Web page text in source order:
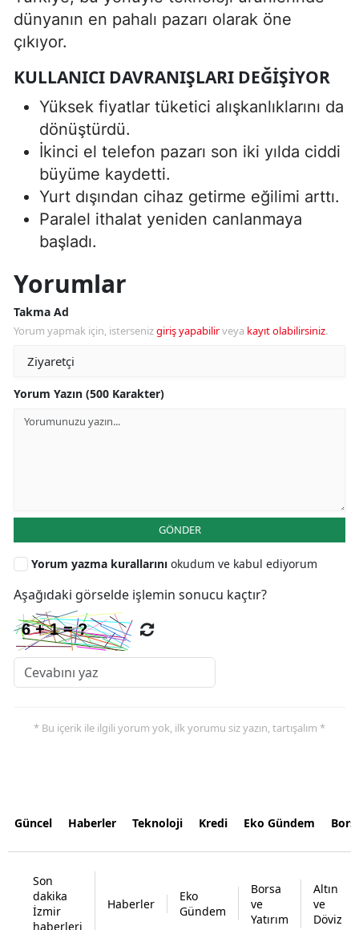
dünyanın en pahalı pazarı olarak öne
çıkıyor.
KULLANICI DAVRANIŞLARI DEĞIŞIYOR
Yüksek fiyatlar tüketici alışkanlıklarını da
dönüştürdü.
İkinci el telefon pazarı son iki yılda ciddi
büyüme kaydetti.
Yurt dışından cihaz getirme eğilimi arttı.
Paralel ithalat yeniden canlanmaya
başladı.
Yorumlar
Takma Ad
Yorum yapmak için, istersenizgiriş yapabilirveya kayıt olabilirsiniz.
Yorum Yazın (500 Karakter)
GÖNDER
Yorum yazma kurallarını okudum ve kabul ediyorum
Aşağıdaki görselde işlemin sonucu kaçtır?
* Bu içerik ile ilgili yorum yok, ilk yorumu siz yazın, tartışalım *
Güncel Haberler Teknoloji Kredi Eko Gündem
Son
dakika
İzmir
haberleri
Haberler
Eko
Gündem
Borsa
ve
Yatırım
Altın
ve
Döviz